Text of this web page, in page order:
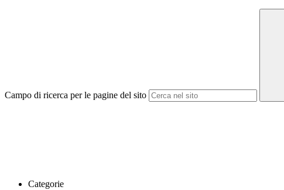
Campo di ricerca per le pagine del sito
Categorie